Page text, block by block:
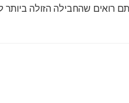
רואים שהחבילה הזולה